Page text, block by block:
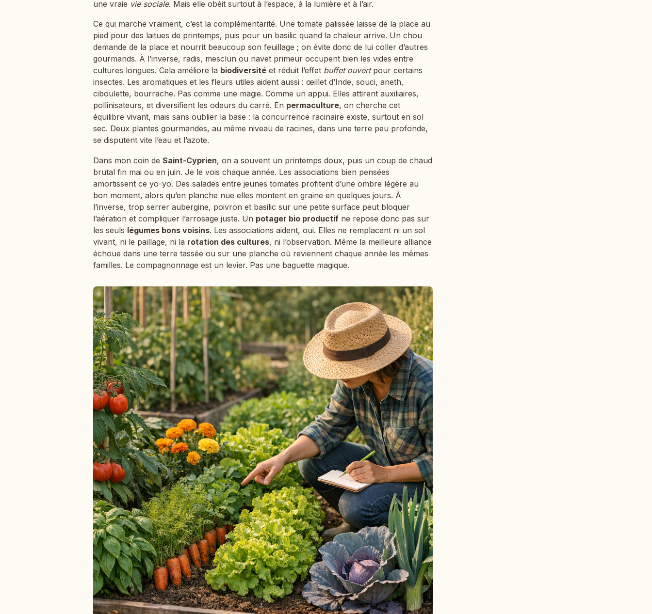
une vraie vie sociale. Mais elle obéit surtout à l’espace, à la lumière et à l’air.
Ce qui marche vraiment, c’est la complémentarité. Une tomate palissée laisse de la place au
pied pour des laitues de printemps, puis pour un basilic quand la chaleur arrive. Un chou
demande de la place et nourrit beaucoup son feuillage ; on évite donc de lui coller d’autres
gourmands. À l’inverse, radis, mesclun ou navet primeur occupent bien les vides entre
cultures longues. Cela améliore la biodiversité et réduit l’effet buffet ouvertpour certains
insectes. Les aromatiques et les fleurs utiles aident aussi : œillet d’Inde, souci, aneth,
ciboulette, bourrache. Pas comme une magie. Comme un appui. Elles attirent auxiliaires,
pollinisateurs, et diversifient les odeurs du carré. En permaculture, on cherche cet
équilibre vivant, mais sans oublier la base : la concurrence racinaire existe, surtout en sol
sec. Deux plantes gourmandes, au même niveau de racines, dans une terre peu profonde,
se disputent vite l’eau et l’azote.
Dans mon coin de Saint-Cyprien, on a souvent un printemps doux, puis un coup de chaud
brutal fin mai ou en juin. Je le vois chaque année. Les associations bien pensées
amortissent ce yo-yo. Des salades entre jeunes tomates profitent d’une ombre légère au
bon moment, alors qu’en planche nue elles montent en graine en quelques jours. À
l’inverse, trop serrer aubergine, poivron et basilic sur une petite surface peut bloquer
l’aération et compliquer l’arrosage juste. Un potager bio productif ne repose donc pas sur
les seuls légumes bons voisins. Les associations aident, oui. Elles ne remplacent ni un sol
vivant, ni le paillage, ni la rotation des cultures, ni l’observation. Même la meilleure alliance
échoue dans une terre tassée ou sur une planche où reviennent chaque année les mêmes
familles. Le compagnonnage est un levier. Pas une baguette magique.